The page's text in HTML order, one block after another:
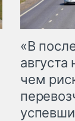
«В
августа
чем